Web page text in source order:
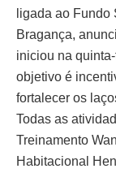
ligada ao
Bragança,
iniciou na
objetivo é
fortalecer os
Todas as
Treinamento
Habitacional